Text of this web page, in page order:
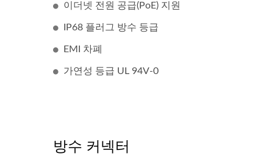
이더넷 전원 공급(PoE) 지원
IP68 플러그 방수 등급
EMI 차폐
가연성 등급 UL 94V-0
방수 커넥터